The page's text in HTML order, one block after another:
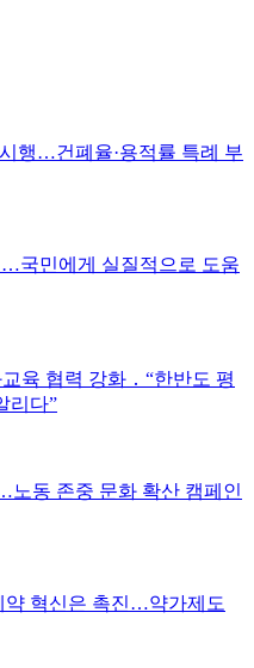
행…건폐율·용적률 특례 부
국민에게 실질적으로 도움
육 협력 강화 ․ “한반도 평
리다”
동 존중 문화 확산 캠페인
약 혁신은 촉진…약가제도